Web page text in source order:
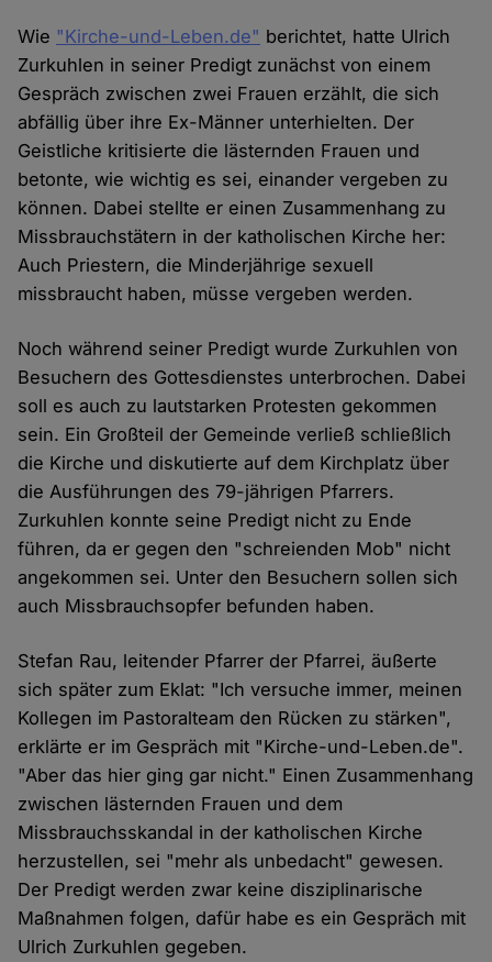
Wie "Kirche-und-Leben.de" berichtet, hatte Ulrich
Zurkuhlen in seiner Predigt zunächst von einem
Gespräch zwischen zwei Frauen erzählt, die sich
abfällig über ihre Ex-Männer unterhielten. Der
Geistliche kritisierte die lästernden Frauen und
betonte, wie wichtig es sei, einander vergeben zu
können. Dabei stellte er einen Zusammenhang zu
Missbrauchstätern in der katholischen Kirche her:
Auch Priestern, die Minderjährige sexuell
missbraucht haben, müsse vergeben werden.
Noch während seiner Predigt wurde Zurkuhlen von
Besuchern des Gottesdienstes unterbrochen. Dabei
soll es auch zu lautstarken Protesten gekommen
sein. Ein Großteil der Gemeinde verließ schließlich
die Kirche und diskutierte auf dem Kirchplatz über
die Ausführungen des 79-jährigen Pfarrers.
Zurkuhlen konnte seine Predigt nicht zu Ende
führen, da er gegen den "schreienden Mob" nicht
angekommen sei. Unter den Besuchern sollen sich
auch Missbrauchsopfer befunden haben.
Stefan Rau, leitender Pfarrer der Pfarrei, äußerte
sich später zum Eklat: "Ich versuche immer, meinen
Kollegen im Pastoralteam den Rücken zu stärken",
erklärte er im Gespräch mit "Kirche-und-Leben.de".
"Aber das hier ging gar nicht." Einen Zusammenhang
zwischen lästernden Frauen und dem
Missbrauchsskandal in der katholischen Kirche
herzustellen, sei "mehr als unbedacht" gewesen.
Der Predigt werden zwar keine disziplinarische
Maßnahmen folgen, dafür habe es ein Gespräch mit
Ulrich Zurkuhlen gegeben.